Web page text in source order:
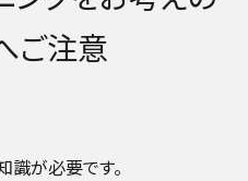
ご注意
が必要です。